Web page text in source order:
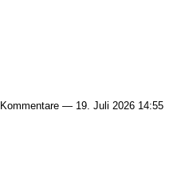
Kommentare — 19. Juli 2026 14:55